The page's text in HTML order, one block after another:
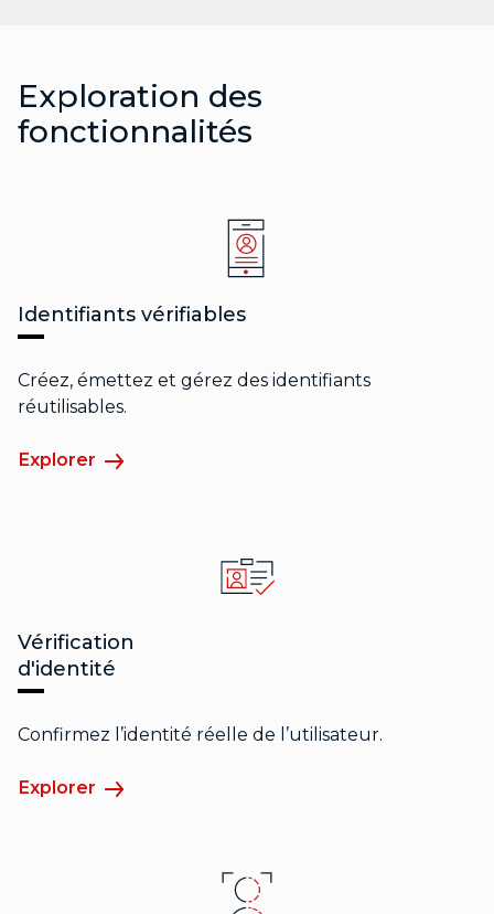
Exploration des
fonctionnalités
Identifiants vérifiables
Créez, émettez et gérez des identifiants
réutilisables.
Explorer
Vérification
d'identité
Confirmez l’identité réelle de l’utilisateur.
Explorer